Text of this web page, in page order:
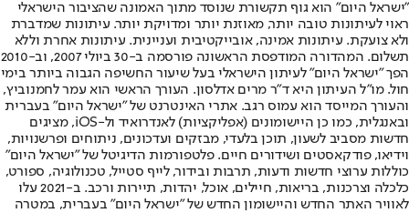
"ישראל היום" הוא גוף תקשורת שנוסד מתוך האמונה שהציבור הישראלי
ראוי לעיתונות טובה יותר, מאוזנת יותר ומדויקת יותר. עיתונות שמדברת
ולא צועקת. עיתונות אמינה, אובייקטיבית ועניינית. עיתונות אחרת וללא
תשלום. המהדורה המודפסת הראשונה פורסמה ב-30 ביולי 2007, וב-2010
הפך "ישראל היום" לעיתון הישראלי בעל שיעור החשיפה הגבוה ביותר בימי
חול. מו"ל העיתון היא ד"ר מרים אדלסון. העורך הראשי הוא עמר לחמנוביץ,
והעורך המייסד הוא עמוס רגב. אתרי האינטרנט של "ישראל היום" בעברית
ובאנגלית, כמו כן היישומונים (אפליקציות) לאנדרואיד ול-iOS, מציגים
חדשות מסביב לשעון, תוכן בלעדי, מבזקים ועדכונים, ניתוחים ופרשנויות,
וידיאו, פודקאסטים ושידורים חיים. פלטפורמות הדיגיטל של "ישראל היום"
כוללות ערוצי חדשות ודעות, תרבות ובידור, לייף סטייל, טכנולוגיה, ספורט,
כלכלה וצרכנות, בריאות, חיילים, אוכל, יהדות, תיירות ורכב. ב-2021 עלו
לאוויר האתר החדש והיישומון החדש של "ישראל היום" בעברית, במטרה